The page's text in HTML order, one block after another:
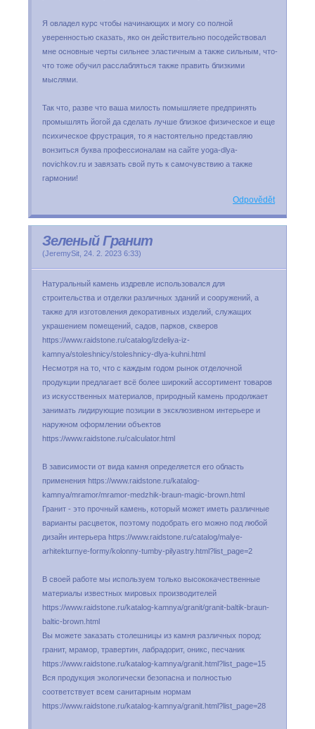
Я овладел курс чтобы начинающих и могу со полной
уверенностью сказать, яко он действительно посодействовал
мне основные черты сильнее эластичным а также сильным, что-
что тоже обучил расслабляться также править близкими
мыслями.
Так что, разве что ваша милость помышляете предпринять
промышлять йогой да сделать лучше близкое физическое и еще
психическое фрустрация, то я настоятельно представляю
вонзиться буква профессионалам на сайте yoga-dlya-
novichkov.ru и завязать свой путь к самочувствию а также
гармонии!
Odpovědět
Зеленый Гранит
(JeremySit 24. 2. 2023 6:33)
Натуральный камень издревле использовался для
строительства и отделки различных зданий и сооружений, а
также для изготовления декоративных изделий, служащих
украшением помещений, садов, парков, скверов
https://www.raidstone.ru/catalog/izdeliya-iz-
kamnya/stoleshnicy/stoleshnicy-dlya-kuhni.html
Несмотря на то, что с каждым годом рынок отделочной
продукции предлагает всё более широкий ассортимент товаров
из искусственных материалов, природный камень продолжает
занимать лидирующие позиции в эксклюзивном интерьере и
наружном оформлении объектов
https://www.raidstone.ru/calculator.html
В зависимости от вида камня определяется его область
применения https://www.raidstone.ru/katalog-
kamnya/mramor/mramor-medzhik-braun-magic-brown.html
Гранит - это прочный камень, который может иметь различные
варианты расцветок, поэтому подобрать его можно под любой
дизайн интерьера https://www.raidstone.ru/catalog/malye-
arhitekturnye-formy/kolonny-tumby-pilyastry.html?list_page=2
В своей работе мы используем только высококачественные
материалы известных мировых производителей
https://www.raidstone.ru/katalog-kamnya/granit/granit-baltik-braun-
baltic-brown.html
Вы можете заказать столешницы из камня различных пород:
гранит, мрамор, травертин, лабрадорит, оникс, песчаник
https://www.raidstone.ru/katalog-kamnya/granit.html?list_page=15
Вся продукция экологически безопасна и полностью
соответствует всем санитарным нормам
https://www.raidstone.ru/katalog-kamnya/granit.html?list_page=28